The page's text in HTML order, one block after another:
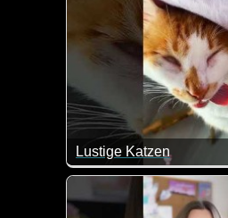
Lustige Katzen
Man muss einfach